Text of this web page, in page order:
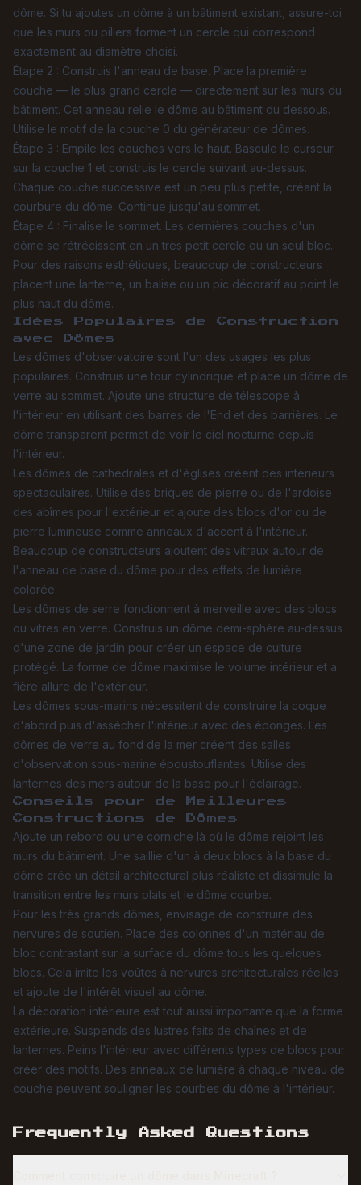
dôme. Si tu ajoutes un dôme à un bâtiment existant, assure-toi
que les murs ou piliers forment un cercle qui correspond
exactement au diamètre choisi.
Étape 2 : Construis l'anneau de base. Place la première
couche — le plus grand cercle — directement sur les murs du
bâtiment. Cet anneau relie le dôme au bâtiment du dessous.
Utilise le motif de la couche 0 du générateur de dômes.
Étape 3 : Empile les couches vers le haut. Bascule le curseur
sur la couche 1 et construis le cercle suivant au-dessus.
Chaque couche successive est un peu plus petite, créant la
courbure du dôme. Continue jusqu'au sommet.
Étape 4 : Finalise le sommet. Les dernières couches d'un
dôme se rétrécissent en un très petit cercle ou un seul bloc.
Pour des raisons esthétiques, beaucoup de constructeurs
placent une lanterne, un balise ou un pic décoratif au point le
plus haut du dôme.
Idées Populaires de Construction
avec Dômes
Les dômes d'observatoire sont l'un des usages les plus
populaires. Construis une tour cylindrique et place un dôme de
verre au sommet. Ajoute une structure de télescope à
l'intérieur en utilisant des barres de l'End et des barrières. Le
dôme transparent permet de voir le ciel nocturne depuis
l'intérieur.
Les dômes de cathédrales et d'églises créent des intérieurs
spectaculaires. Utilise des briques de pierre ou de l'ardoise
des abîmes pour l'extérieur et ajoute des blocs d'or ou de
pierre lumineuse comme anneaux d'accent à l'intérieur.
Beaucoup de constructeurs ajoutent des vitraux autour de
l'anneau de base du dôme pour des effets de lumière
colorée.
Les dômes de serre fonctionnent à merveille avec des blocs
ou vitres en verre. Construis un dôme demi-sphère au-dessus
d'une zone de jardin pour créer un espace de culture
protégé. La forme de dôme maximise le volume intérieur et a
fière allure de l'extérieur.
Les dômes sous-marins nécessitent de construire la coque
d'abord puis d'assécher l'intérieur avec des éponges. Les
dômes de verre au fond de la mer créent des salles
d'observation sous-marine époustouflantes. Utilise des
lanternes des mers autour de la base pour l'éclairage.
Conseils pour de Meilleures
Constructions de Dômes
Ajoute un rebord ou une corniche là où le dôme rejoint les
murs du bâtiment. Une saillie d'un à deux blocs à la base du
dôme crée un détail architectural plus réaliste et dissimule la
transition entre les murs plats et le dôme courbe.
Pour les très grands dômes, envisage de construire des
nervures de soutien. Place des colonnes d'un matériau de
bloc contrastant sur la surface du dôme tous les quelques
blocs. Cela imite les voûtes à nervures architecturales réelles
et ajoute de l'intérêt visuel au dôme.
La décoration intérieure est tout aussi importante que la forme
extérieure. Suspends des lustres faits de chaînes et de
lanternes. Peins l'intérieur avec différents types de blocs pour
créer des motifs. Des anneaux de lumière à chaque niveau de
couche peuvent souligner les courbes du dôme à l'intérieur.
Frequently Asked Questions